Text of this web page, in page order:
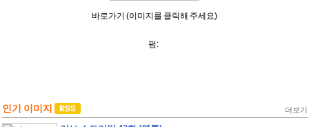
바로가기 (이미지를 클릭해 주세요)
펌:
인기 이미지 더보기